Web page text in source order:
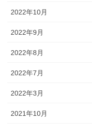
2022年10月
2022年9月
2022年8月
2022年7月
2022年3月
2021年10月